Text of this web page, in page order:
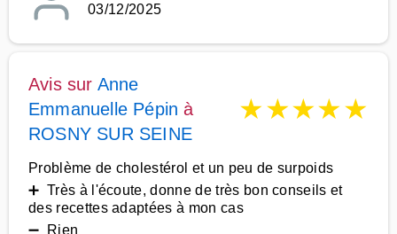
03/12/2025
Avis sur Anne
Emmanuelle Pépin à
ROSNY SUR SEINE
★★★★★
Problème de cholestérol et un peu de surpoids
➕ Très à l'écoute, donne de très bon conseils et
des recettes adaptées à mon cas
➖ Rien